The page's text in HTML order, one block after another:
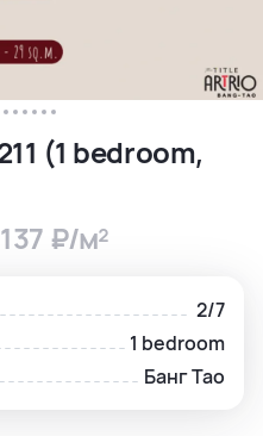
(1 bedroom,
₽/м²
2/7
1 bedroom
Банг Тао